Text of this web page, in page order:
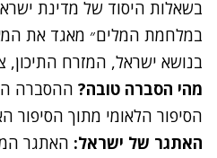
בשאלות היסוד של מדינת
במלחמת המלים״ מאגד את
בנושא ישראל, המזרח התיכון,
מהי הסברה טובה? ההסברה
הסיפור הלאומי מתוך הסיפור
האתגר של ישראל: האתגר